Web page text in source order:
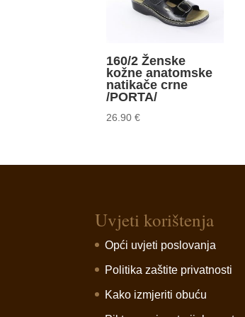
160/2 Ženske
kožne anatomske
natikače crne
/PORTA/
26.90€
Uvjeti korištenja
Opći uvjeti poslovanja
Politika zaštite privatnosti
Kako izmjeriti obuću